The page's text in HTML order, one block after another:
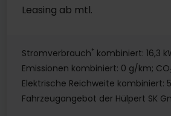
Leasing ab mtl.
Stromverbrauch* kombiniert: 16,3
Emissionen kombiniert: 0 g/km; CO
Elektrische Reichweite kombiniert:
Fahrzeugangebot der Hülpert SK